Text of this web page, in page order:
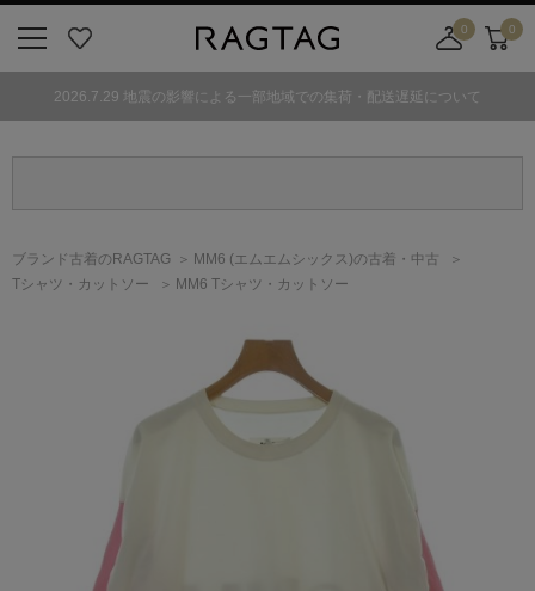
気
0
舗
カ
ト
0
2026.7.29 地震の影響による一部地域での集荷・配送遅延について
ブランド古着のRAGTAG MM6 (エムエムシックス)の古着・中古
Tシャツ・カットソー
MM6 Tシャツ・カットソー